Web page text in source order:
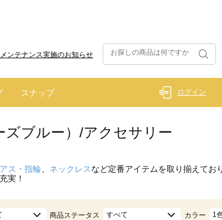
ンテナンス実施のお知らせ
スナップ ログイン
ズブルー）/アクセサリー
ス・指輪 ネックレスなど定番アイテムを取り揃えてお
実！
商品ステータス すべて カラー 1